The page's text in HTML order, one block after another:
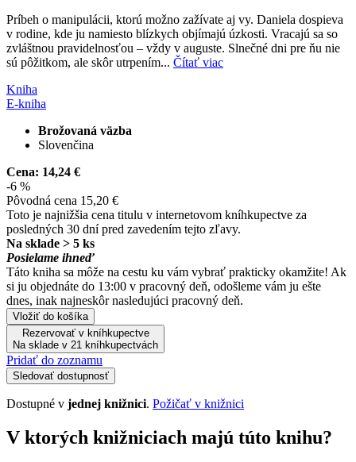
Príbeh o manipulácii, ktorú možno zažívate aj vy. Daniela dospieva
v rodine, kde ju namiesto blízkych objímajú úzkosti. Vracajú sa so
zvláštnou pravidelnosťou – vždy v auguste. Slnečné dni pre ňu nie
sú pôžitkom, ale skôr utrpením... Čítať viac
Kniha
E-kniha
Brožovaná väzba
Slovenčina
Cena: 14,24 €
-6 %
Pôvodná cena 15,20 €
Toto je najnižšia cena titulu v internetovom kníhkupectve za
posledných 30 dní pred zavedením tejto zľavy.
Na sklade > 5 ks
Posielame ihneď
Táto kniha sa môže na cestu ku vám vybrať prakticky okamžite! Ak
si ju objednáte do 13:00 v pracovný deň, odošleme vám ju ešte
dnes, inak najneskôr nasledujúci pracovný deň.
Vložiť do košíka
Rezervovať v kníhkupectve
Na sklade v 21 kníhkupectvách
Pridať do zoznamu
Sledovať dostupnosť
Dostupné v jednej knižnici. Požičať v knižnici
V ktorých knižniciach majú túto knihu?